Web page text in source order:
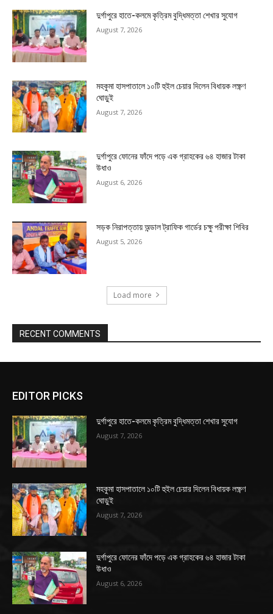
দুর্গাপুরে হাতে-কলমে কৃত্রিম বুদ্ধিমত্তা শেখার সুযোগ
August 7, 2026
মহকুমা হাসপাতালে ১০টি হুইল চেয়ার দিলেন বিধায়ক লক্ষ্ণণ
ঘোড়ুই
August 7, 2026
দুর্গাপুরে ফোনের ফাঁদে পড়ে এক গ্রাহকের ৬৪ হাজার টাকা
উধাও
August 6, 2026
সড়ক নিরাপত্তায় অন্ডাল ট্রাফিক গার্ডের চক্ষু পরীক্ষা শিবির
August 5, 2026
Load more
RECENT COMMENTS
EDITOR PICKS
দুর্গাপুরে হাতে-কলমে কৃত্রিম বুদ্ধিমত্তা শেখার সুযোগ
August 7, 2026
মহকুমা হাসপাতালে ১০টি হুইল চেয়ার দিলেন বিধায়ক লক্ষ্ণণ
ঘোড়ুই
August 7, 2026
দুর্গাপুরে ফোনের ফাঁদে পড়ে এক গ্রাহকের ৬৪ হাজার টাকা
উধাও
August 6, 2026